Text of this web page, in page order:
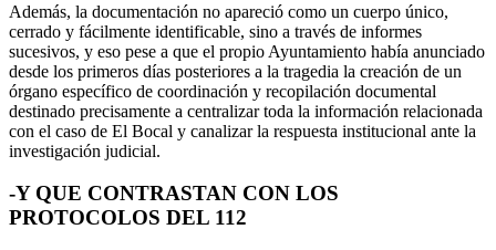
Además, la documentación no apareció como un cuerpo único,
cerrado y fácilmente identificable, sino a través de informes
sucesivos, y eso pese a que el propio Ayuntamiento había anunciado
desde los primeros días posteriores a la tragedia la creación de un
órgano específico de coordinación y recopilación documental
destinado precisamente a centralizar toda la información relacionada
con el caso de El Bocal y canalizar la respuesta institucional ante la
investigación judicial.
-Y QUE CONTRASTAN CON LOS
PROTOCOLOS DEL 112